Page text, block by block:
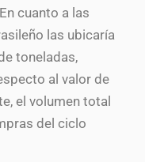
cuanto a las
las ubicaría
toneladas,
al valor de
el volumen total
del ciclo